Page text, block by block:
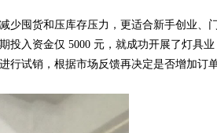
囤货和压库存压力，更适合新手创业、
投入资金仅 5000 元，就成功开展了灯具业
行试销，根据市场反馈再决定是否增加订